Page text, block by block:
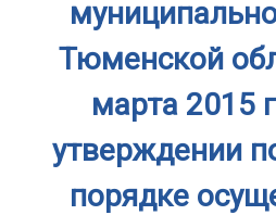
Тюменской
марта 2015
утверждении
порядке